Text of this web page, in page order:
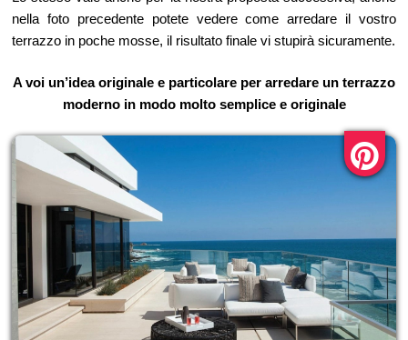
nella foto precedente potete vedere come arredare il vostro
terrazzo in poche mosse, il risultato finale vi stupirà sicuramente.
A voi un’idea originale e particolare per arredare un terrazzo
moderno in modo molto semplice e originale